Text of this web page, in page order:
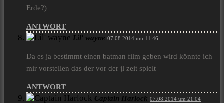
Erde?)
ANTWORT
Lil' wayne 07.08.2014 um 11:46
Da es ja bestimmt einen batman film geben wird könnte ich
mir vorstellen das der vor der jl zeit spielt
ANTWORT
Captain Harlock 07.08.2014 um 21:04